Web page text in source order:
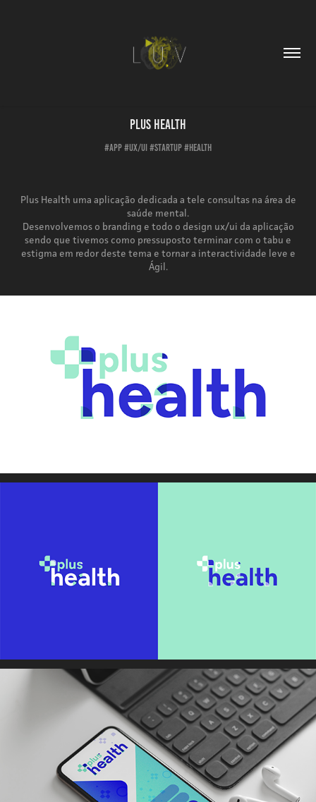
PLUS HEALTH
#APP #UX/UI #STARTUP #HEALTH
Plus Health uma aplicação dedicada a tele consultas na área de
saúde mental.
Desenvolvemos o branding e todo o design ux/ui da aplicação
sendo que tivemos como pressuposto terminar com o tabu e
estigma em redor deste tema e tornar a interactividade leve e
Ágil.